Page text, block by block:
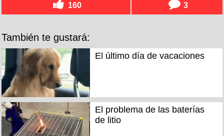
160 3
También te gustará:
El último día de vacaciones
El problema de las baterías
de litio